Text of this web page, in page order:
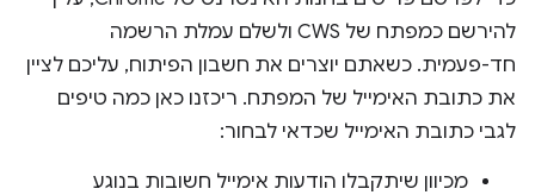
להירשם כמפתח של CWS ולשלם עמלת הרשמה
חד-פעמית. כשאתם יוצרים את חשבון הפיתוח, עליכם לציין
את כתובת האימייל של המפתח. ריכזנו כאן כמה טיפים
לגבי כתובת האימייל שכדאי לבחור:
מכיוון שיתקבלו הודעות אימייל חשובות בנוגע